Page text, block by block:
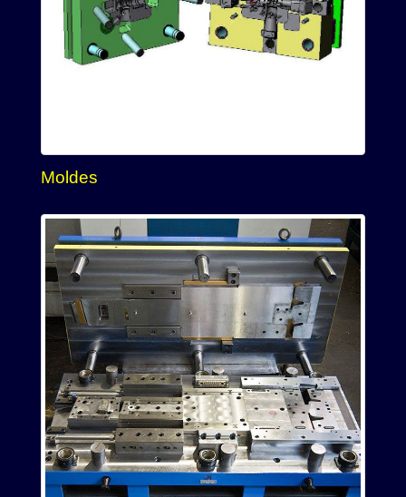
Moldes